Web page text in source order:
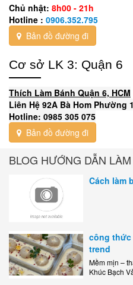
Chủ nhật: 8h00 - 21h
Hotline : 0906.352.795
Bản đồ đường đi
Cơ sở LK 3: Quận 6
Thích Làm Bánh Quận 6, HCM
Liên Hệ 92A Bà Hom Phường
Hotline: 0985 305 075
Bản đồ đường đi
BLOG HƯỚNG DẪN
Cách làm
công thức
trend
Mềm mịn –
Khúc Bạch